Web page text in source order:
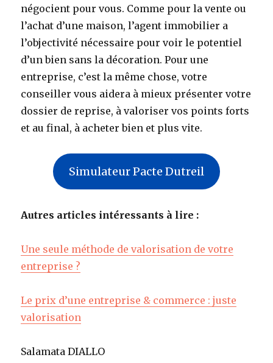
négocient pour vous. Comme pour la vente ou
l’achat d’une maison, l’agent immobilier a
l’objectivité nécessaire pour voir le potentiel
d’un bien sans la décoration. Pour une
entreprise, c’est la même chose, votre
conseiller vous aidera à mieux présenter votre
dossier de reprise, à valoriser vos points forts
et au final, à acheter bien et plus vite.
Simulateur Pacte Dutreil
Autres articles intéressants à lire :
Une seule méthode de valorisation de votre
entreprise ?
Le prix d’une entreprise & commerce : juste
valorisation
Salamata DIALLO